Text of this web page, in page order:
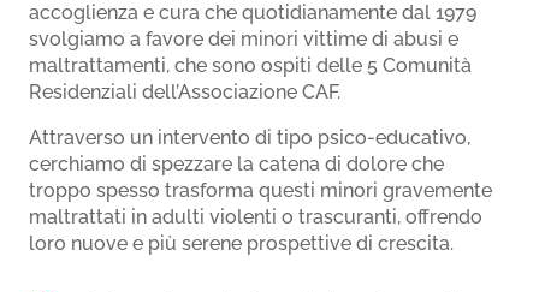
accoglienza e cura che quotidianamente dal 1979
svolgiamo a favore dei minori vittime di abusi e
maltrattamenti, che sono ospiti delle 5 Comunità
Residenziali dell’Associazione CAF.
Attraverso un intervento di tipo psico-educativo,
cerchiamo di spezzare la catena di dolore che
troppo spesso trasforma questi minori gravemente
maltrattati in adulti violenti o trascuranti, offrendo
loro nuove e più serene prospettive di crescita.